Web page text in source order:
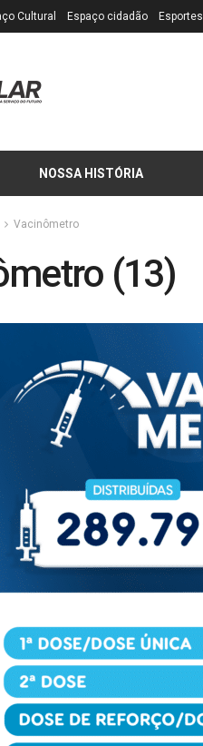
Cultural Espaço cidadão Esportes
NOSSA HISTÓRIA
Vacinômetro
(13)